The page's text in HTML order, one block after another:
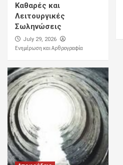
Καθαρές και
Λειτουργικές
Σωληνώσεις
July 29, 2026
Ενημέρωση και Αρθρογραφία